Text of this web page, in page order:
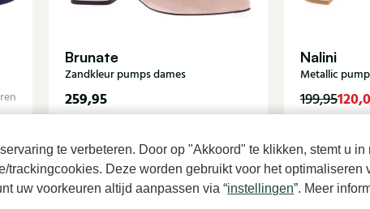
te verbeteren. Door op "Akkoord" te klikken, stemt u
trackingcookies. Deze worden gebruikt voor het optimaliseren
uw voorkeuren altijd aanpassen via “instellingen”. Meer
Brunate
Zandkleur pumps dames
259,95
Nalini
Metallic
199,95